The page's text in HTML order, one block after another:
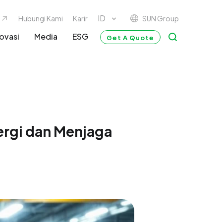
Hubungi Kami Karir SUN Group
Media ESG Get A Quote
dan Menjaga